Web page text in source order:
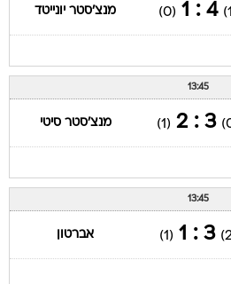
4 : 1
(0) מנצ'סטר יונייטד
13:45
3 : 2
(1) מנצ'סטר סיטי
13:45
3 : 1
(1) אברטון